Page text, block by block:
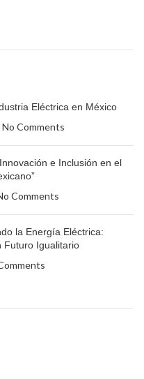
Eléctrica en México
No Comments
e Inclusión en el
Comments
la Energía Eléctrica:
Futuro Igualitario